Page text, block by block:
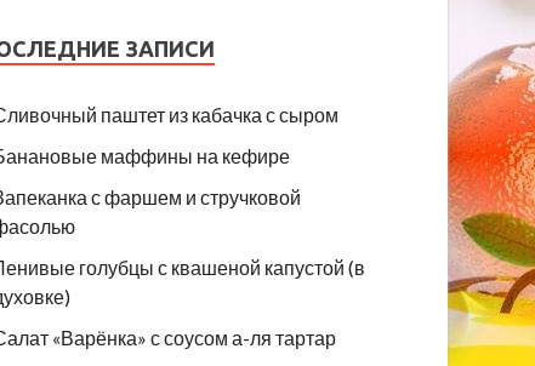
ЗАПИСИ
паштет из кабачка с сыром
маффины на кефире
с фаршем и стручковой
голубцы с квашеной капустой (в
«Варёнка» с соусом а-ля тартар